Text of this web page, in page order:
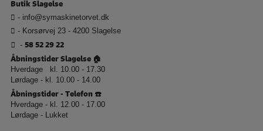
Butik Slagelse
- info@symaskinetorvet.dk
- Korsørvej 23 - 4200 Slagelse
- 58 52 29 22
Åbningstider Slagelse 🏠
Hverdage kl. 10.00 - 17.30
Lørdage - kl. 10.00 - 14.00
Åbningstider - Telefon ☎️
Hverdage - kl. 12.00 - 17.00
Lørdage - Lukket